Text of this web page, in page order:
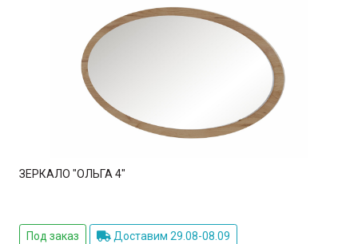
ЗЕРКАЛО "ОЛЬГА 4"
Под заказ
Доставим 29.08-08.09